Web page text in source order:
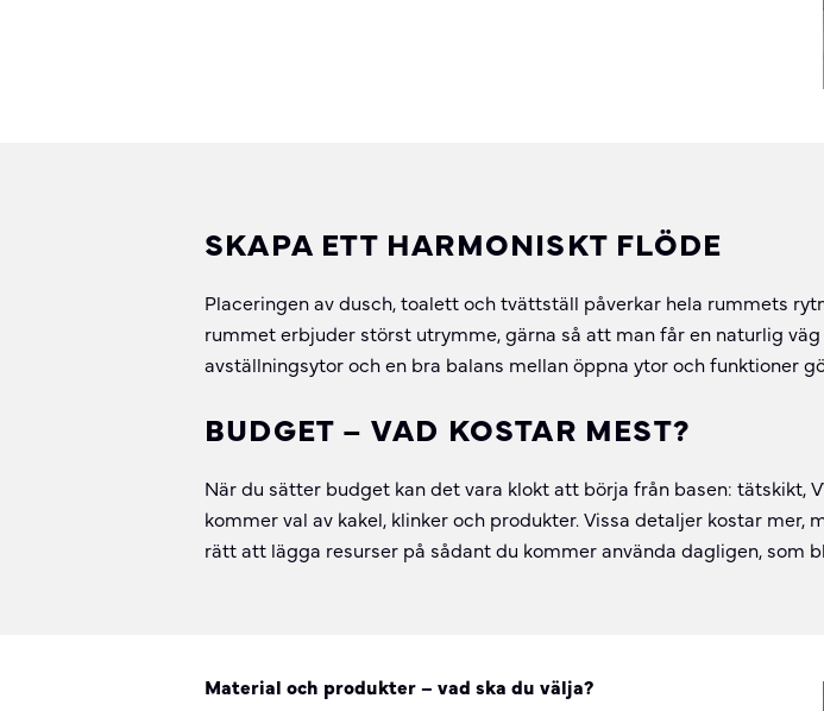
SKAPA ETT HARMONISKT FLÖDE
Placeringen av dusch, toalett och tvättställ påverkar hela rummets
rummet erbjuder störst utrymme, gärna så att man får en naturlig
avställningsytor och en bra balans mellan öppna ytor och funktioner
BUDGET – VAD KOSTAR MEST?
När du sätter budget kan det vara klokt att börja från basen: tätskikt,
kommer val av kakel, klinker och produkter. Vissa detaljer kostar
rätt att lägga resurser på sådant du kommer använda dagligen, som
Material och produkter – vad ska du välja?